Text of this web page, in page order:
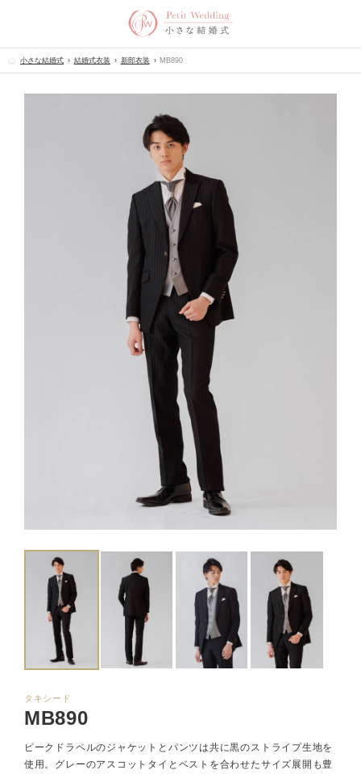
小さな結婚式 結婚式衣装 新郎衣装 MB890
タキシード
MB890
ピークドラペルのジャケットとパンツは共に黒のストライプ生地を
使用。グレーのアスコットタイとベストを合わせたサイズ展開も豊